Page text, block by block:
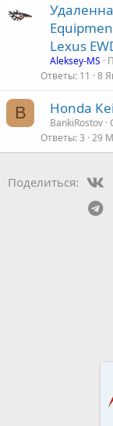
Lexus
Aleksey-MS
Ответы 11 8
B Honda
BankiRostov
Ответы 3 29
Поделиться: